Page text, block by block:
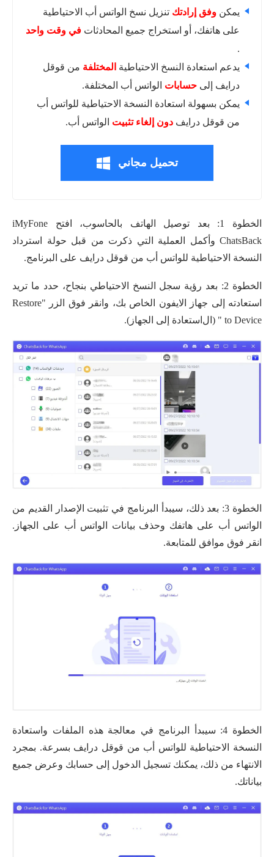
يمكن وفق إرادتك تنزيل نسخ الواتس أب الاحتياطية
على هاتفك، أو استخراج جميع المحادثات في وقت واحد
.
يدعم استعادة النسخ الاحتياطية المختلفة من قوقل
درايف إلى حسابات الواتس أب المختلفة.
يمكن بسهولة استعادة النسخة الاحتياطية للواتس أب
من قوقل درايف دون إلغاء تثبيت الواتس أب.
تحميل مجاني
الخطوة 1: بعد توصيل الهاتف بالحاسوب، افتح iMyFone
ChatsBack وأكمل العملية التي ذكرت من قبل حولة استرداد
النسخة الاحتياطية للواتس أب من قوقل درايف على البرنامج.
الخطوة 2: بعد رؤية سجل النسخ الاحتياطي بنجاح، حدد ما تريد
استعادته إلى جهاز الايفون الخاص بك، وانقر فوق الزر "
Restore
to Device " (ال استعادة إلى الجهاز).
الخطوة 3: بعد ذلك، سيبدأ البرنامج في تثبيت الإصدار القديم من
الواتس أب على هاتفك وحذف بيانات الواتس أب على الجهاز.
انقر فوق موافق للمتابعة.
الخطوة 4: سيبدأ البرنامج في معالجة هذه الملفات واستعادة
النسخة الاحتياطية للواتس أب من قوقل درايف بسرعة. بمجرد
الانتهاء من ذلك، يمكنك تسجيل الدخول إلى حسابك وعرض جميع
بياناتك.